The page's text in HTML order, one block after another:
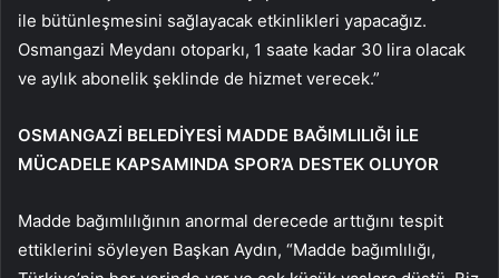
ile bütünleşmesini sağlayacak etkinlikleri yapacağız.
Osmangazi Meydanı otoparkı, 1 saate kadar 30 lira olacak
ve aylık abonelik şeklinde de hizmet verecek.”
OSMANGAZİ BELEDİYESİ MADDE BAĞIMLILIĞI İLE
MÜCADELE KAPSAMINDA SPOR’A DESTEK OLUYOR
Madde bağımlılığının anormal derecede arttığını tespit
ettiklerini söyleyen Başkan Aydın, “Madde bağımlılığı,